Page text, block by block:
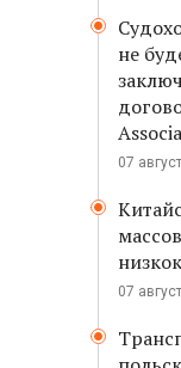
не
07
07